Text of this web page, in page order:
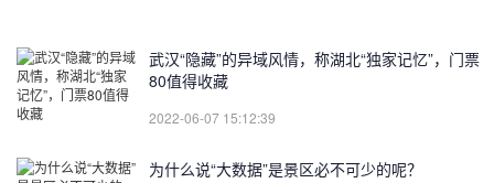
武汉“隐藏”的异域风情，称湖北“独家记忆”，门票
80值得收藏
2022-06-07 15:12:39
为什么说“大数据”是景区必不可少的呢？